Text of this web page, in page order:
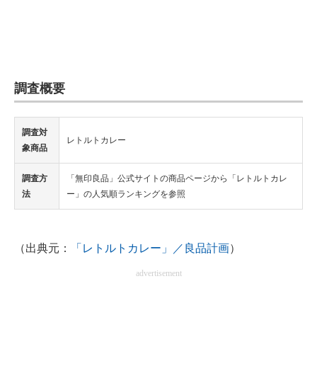
調査概要
調査対
象商品
レトルトカレー
調査方
法
「無印良品」公式サイトの商品ページから「レトルトカレ
ー」の人気順ランキングを参照
（出典元： 「レトルトカレー」／良品計画）
advertisement